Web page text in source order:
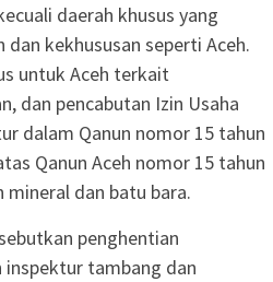
daerah khusus yang
kekhususan seperti Aceh.
untuk Aceh terkait
dan pencabutan Izin Usaha
dalam Qanun nomor 15 tahun
Qanun Aceh nomor 15 tahun
dan batu bara.
penghentian
tambang dan